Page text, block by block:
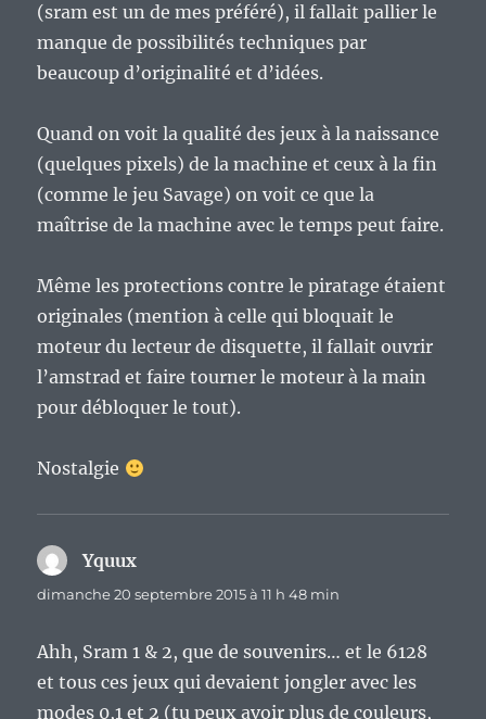
(sram est un de mes préféré), il fallait pallier le
manque de possibilités techniques par
beaucoup d’originalité et d’idées.
Quand on voit la qualité des jeux à la naissance
(quelques pixels) de la machine et ceux à la fin
(comme le jeu Savage) on voit ce que la
maîtrise de la machine avec le temps peut faire.
Même les protections contre le piratage étaient
originales (mention à celle qui bloquait le
moteur du lecteur de disquette, il fallait ouvrir
l’amstrad et faire tourner le moteur à la main
pour débloquer le tout).
Nostalgie
Yquux
dimanche 20 septembre 2015 à 11 h 48 min
Ahh, Sram 1 & 2, que de souvenirs… et le 6128
et tous ces jeux qui devaient jongler avec les
modes 0,1 et 2 (tu peux avoir plus de couleurs,